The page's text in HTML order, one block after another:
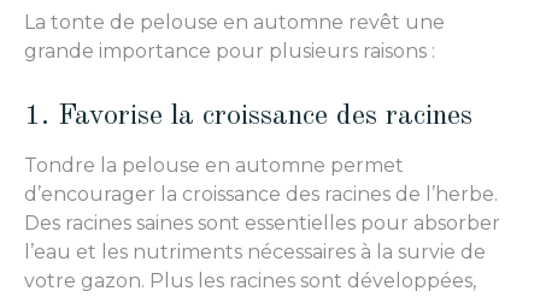
La tonte de pelouse en automne revêt une
grande importance pour plusieurs raisons :
1. Favorise la croissance des racines
Tondre la pelouse en automne permet
d’encourager la croissance des racines de l’herbe.
Des racines saines sont essentielles pour absorber
l’eau et les nutriments nécessaires à la survie de
votre gazon. Plus les racines sont développées,